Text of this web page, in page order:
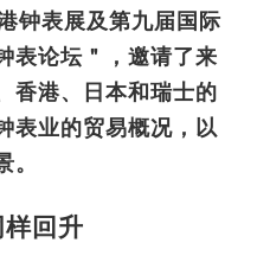
钟表展及第九届国际
表论坛＂，邀请了来
香港、日本和瑞士的
表业的贸易概况，以
。
回升